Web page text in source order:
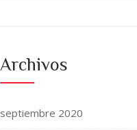
Archivos
septiembre 2020